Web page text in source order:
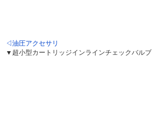
◁油圧アクセサリ
▼超小型カートリッジインラインチェックバルブ